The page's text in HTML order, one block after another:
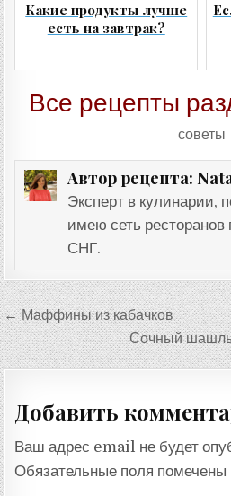
Какие продукты лучше
есть на завтрак?
Все рецепты
советы
Автор рецепта:
Эксперт в кулинарии,
имею сеть
СНГ.
Навигация
по
записям
← Маффины из кабачков
Сочный
Добавить
Ваш адрес email не будет
Обязательные поля помечены